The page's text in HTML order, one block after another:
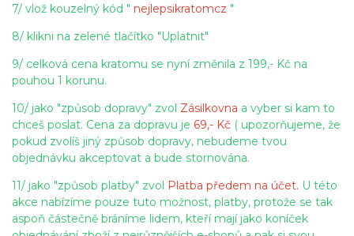
7/ vlož kouzelný kód " nejlepsikratomcz "
8/ klikni na zelené tlačítko "Uplatnit"
9/ celková cena kratomu se nyní změnila z 199,- Kč na
pouhou 1 korunu.
10/ jako "způsob dopravy" zvol Zásilkovna a vyber si kam to
chceš poslat. Cena za dopravu je 69,- Kč ( upozorňujeme, že
pokud zvolíš jiný způsob dopravy, nebudeme tvou
objednávku akceptovat a bude stornována.
11/ jako "způsob platby" zvol Platba předem na účet. U této
akce nabízíme pouze tuto možnost, platby, protože se tak
aspoň částečně bráníme lidem, kteří mají jako koníček